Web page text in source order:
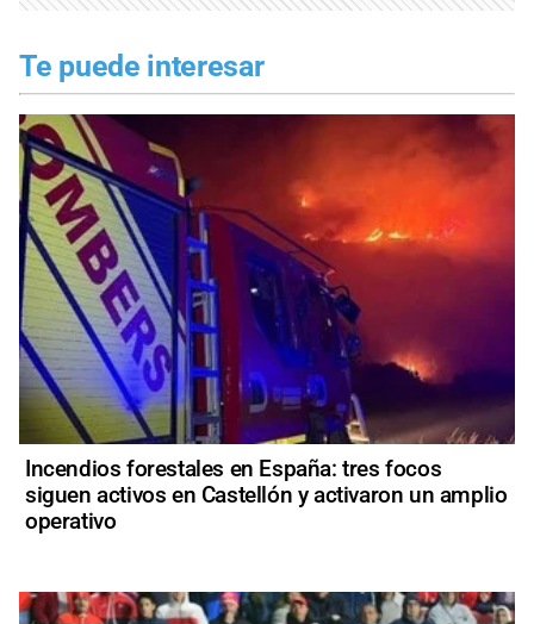
Te puede interesar
Incendios forestales en España: tres focos
siguen activos en Castellón y activaron un amplio
operativo